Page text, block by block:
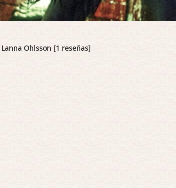
Lanna Ohlsson [1 reseñas]